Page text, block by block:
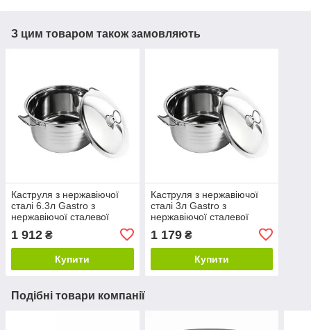
З цим товаром також замовляють
Каструля з нержавіючої
сталі 6.3л Gastro з
нержавіючої сталевої
1 912 ₴
Купити
Каструля з нержавіючої
сталі 3л Gastro з
нержавіючої сталевої
1 179₴
Купити
Подібні товари компанії